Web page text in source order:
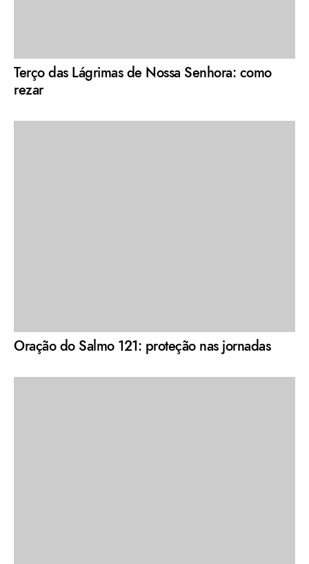
Terço das Lágrimas de Nossa Senhora: como
rezar
Oração do Salmo 121: proteção nas jornadas